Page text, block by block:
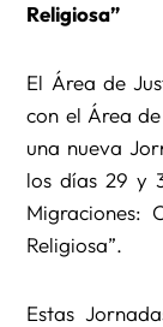
Religiosa”
El Área de
con el Área
una nueva
los días 29 y
Migraciones:
Religiosa”.
Estas